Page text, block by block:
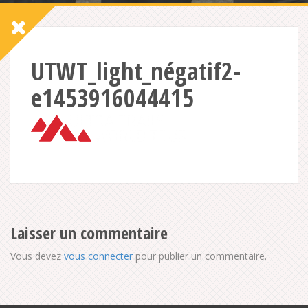
UTWT_light_négatif2-
e1453916044415
Laisser un commentaire
Vous devez vous connecter pour publier un commentaire.